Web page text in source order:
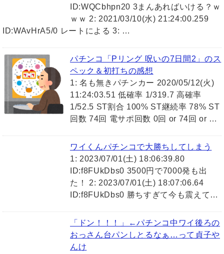
ID:WQCbhpn20 3まんあればいける？ｗ
ｗｗ 2: 2021/03/10(水) 21:24:00.259
ID:WAvHrA5/0 レートによる 3: …
パチンコ「Pリング 呪いの7日間2」のス
ペック＆初打ちの感想
1: 名も無きパチンカー 2020/05/12(火)
11:24:03.51 低確率 1/319.7 高確率
1/52.5 ST割合 100% ST継続率 78% ST
回数 74回 電サポ回数 0回 or 74回 or …
ワイくんパチンコで大勝ちしてしまう
1: 2023/07/01(土) 18:06:39.80
ID:f8FUkDbs0 3500円で7000発も出
た！ 2: 2023/07/01(土) 18:07:06.64
ID:f8FUkDbs0 勝ちすぎて今も震えて…
「ドン！！！」←パチンコ中ワイ後ろの
おっさん台パンしとるなぁ…って貞子や
んけ